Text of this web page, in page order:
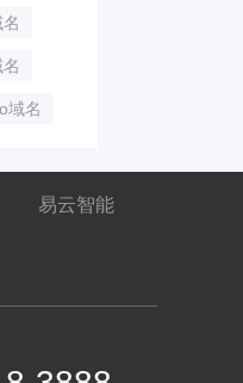
域名
易云智能